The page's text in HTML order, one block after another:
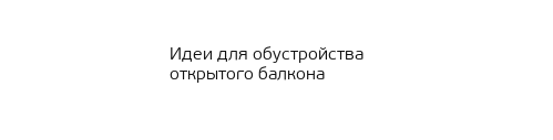
Идеи для обустройства
открытого балкона